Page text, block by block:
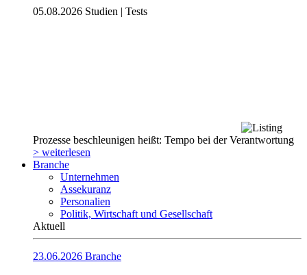
05.08.2026 Studien | Tests
Prozesse beschleunigen heißt: Tempo bei der Verantwortung
> weiterlesen
Branche
Unternehmen
Assekuranz
Personalien
Politik, Wirtschaft und Gesellschaft
Aktuell
23.06.2026 Branche